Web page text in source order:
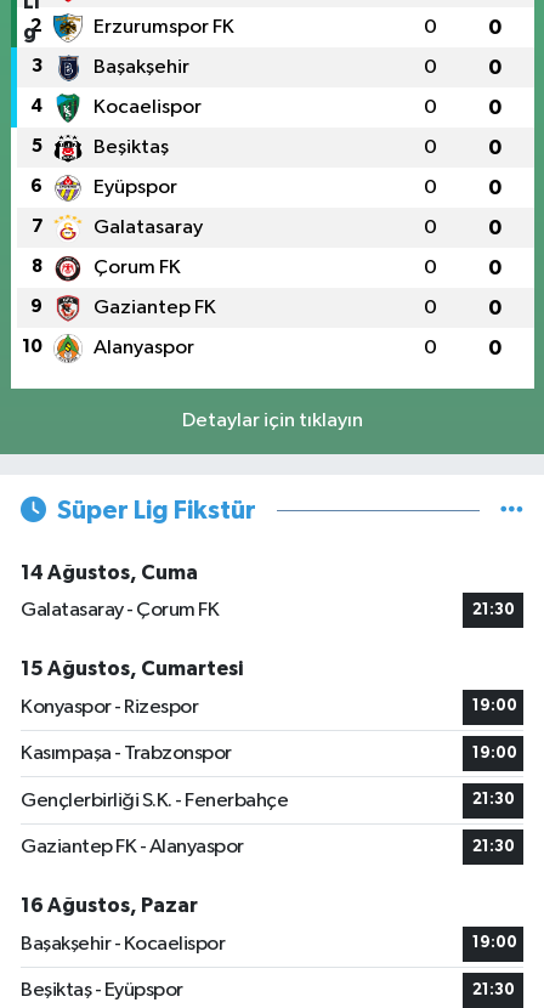
2 Erzurumspor FK 0 0
3 Başakşehir 0 0
4 Kocaelispor 0 0
5 Beşiktaş 0 0
6 Eyüpspor 0 0
7 Galatasaray 0 0
8 Çorum FK 0 0
9 Gaziantep FK 0 0
10 Alanyaspor 0 0
Detaylar için tıklayın
Süper Lig Fikstür
14 Ağustos, Cuma
Galatasaray - Çorum FK
21:30
15 Ağustos, Cumartesi
Konyaspor - Rizespor
19:00
Kasımpaşa - Trabzonspor 19:00
Gençlerbirliği S.K. - Fenerbahçe 21:30
Gaziantep FK - Alanyaspor 21:30
16 Ağustos, Pazar
Başakşehir - Kocaelispor
19:00
Beşiktaş - Eyüpspor 21:30